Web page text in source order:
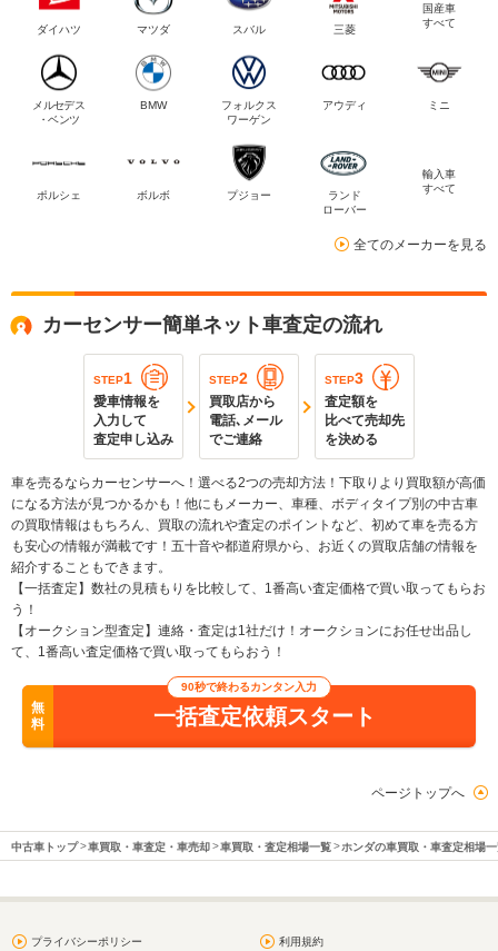
ダイハツ マツダ スバル 三菱
国産車
すべて
メルセデス
・ベンツ
BMW
フォルクス
ワーゲン
アウディ ミニ
ポルシェ ボルボ プジョー
ランド
ローバー
輸入車
すべて
全てのメーカーを見る
カーセンサー簡単ネット車査定の流れ
STEP1
愛車情報を
入力して
査定申し込み
STEP2
買取店から
電話､メール
でご連絡
STEP3
査定額を
比べて売却先
を決める
車を売るならカーセンサーへ！選べる2つの売却方法！下取りより買取額が高価
になる方法が見つかるかも！他にもメーカー、車種、ボディタイプ別の中古車
の買取情報はもちろん、買取の流れや査定のポイントなど、初めて車を売る方
も安心の情報が満載です！五十音や都道府県から、お近くの買取店舗の情報を
紹介することもできます。
【一括査定】数社の見積もりを比較して、1番高い査定価格で買い取ってもらお
う！
【オークション型査定】連絡・査定は1社だけ！オークションにお任せ出品し
て、1番高い査定価格で買い取ってもらおう！
無
料
90秒で終わるカンタン入力
一括査定依頼スタート
ページトップへ
中古車トップ 車買取・車査定・車売却 車買取・査定相場一覧 ホンダの車買取・車査定相場
プライバシーポリシー 利用規約